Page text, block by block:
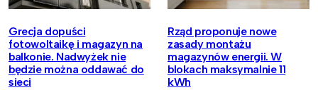
Grecja dopuści
fotowoltaikę i magazyn na
balkonie. Nadwyżek nie
będzie można oddawać do
sieci
Rząd proponuje nowe
zasady montażu
magazynów energii. W
blokach maksymalnie 11
kWh